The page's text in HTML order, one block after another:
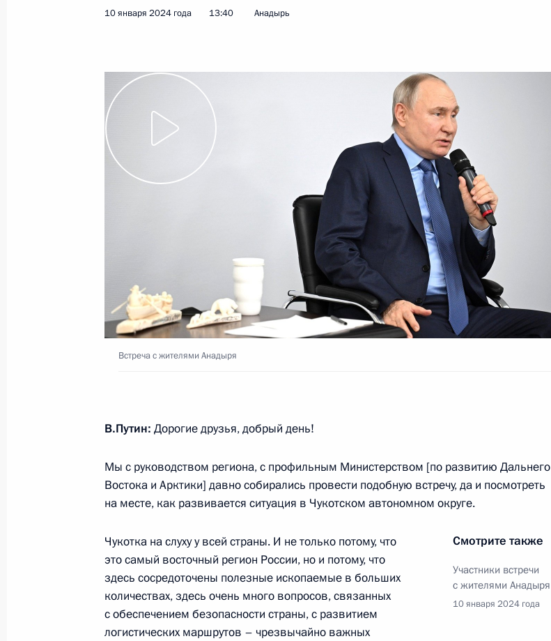
15 января 2024 года, понедельник
Встреча с Министром просвещения Сергеем Кравцовым
15 января 2024 года, 13:50
Встреча с главой РЖД Олегом Белозёровым
Москва, Кремль
Поздравление по случаю Дня работника прокуратуры
12 января 2024 года, 00:00
11 января 2024 года, четверг
Дегтярёвым
Встреча с предпринимателями Дальневосточного федерального
округа
11 января 2024 года, 10:25 Хабаровск
10 января 2024 года 13:40 Анадырь
Встреча с жителями Анадыря
В.Путин: Дорогие друзья, добрый день!
Мы с руководством региона, с профильным Министерством [по развитию Дальнего
Востока и Арктики] давно собирались провести подобную встречу, да и посмотреть
на месте, как развивается ситуация в Чукотском автономном округе.
Смотрите также
Участники встречи
с жителями Анадыря
10 января 2024 года
Чукотка на слуху у всей страны. И не только потому, что
это самый восточный регион России, но и потому, что
здесь сосредоточены полезные ископаемые в больших
количествах, здесь очень много вопросов, связанных
с обеспечением безопасности страны, с развитием
логистических маршрутов – чрезвычайно важных